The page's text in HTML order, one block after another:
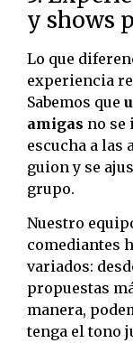
y shows
Lo que
experiencia
Sabemos que
amigas no se
escucha a
guion y se
grupo.
Nuestro
comediantes
variados:
propuestas
manera,
tenga el tono